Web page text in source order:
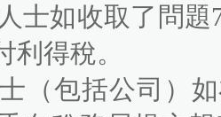
如收取了問題7
得稅。
包括公司）如